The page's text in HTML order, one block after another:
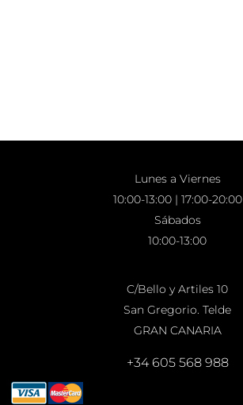
Lunes a Viernes
10:00-13:00 | 17:00-20:00
Sábados
10:00-13:00
C/Bello y Artiles 10
San Gregorio. Telde
GRAN CANARIA
+34 605 568 988